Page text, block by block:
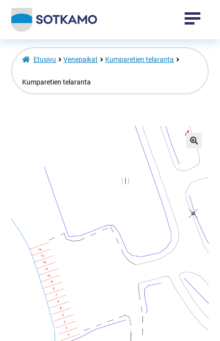
Tapahtumat
Sotkamo-tuotteet
Laajenna
alemman
tason
valikko
Toripaikat
Kansalaisopisto
Liikunta
Arkistopalvelut
Vuokatti-Ruka urheiluakatemia
Laajenna
alemman
tason
valikko
Etusivu Venepaikat Kumparetien telaranta
Kumparetien telaranta
🔍